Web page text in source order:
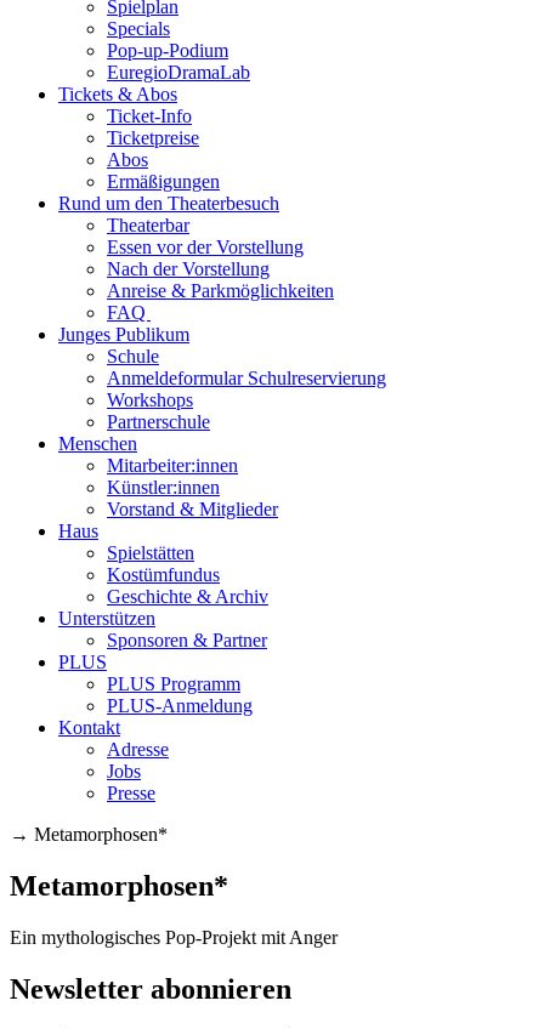
Spielplan
Specials
Pop-up-Podium
EuregioDramaLab
Tickets & Abos
Ticket-Info
Ticketpreise
Abos
Ermäßigungen
Rund um den Theaterbesuch
Theaterbar
Essen vor der Vorstellung
Nach der Vorstellung
Anreise & Parkmöglichkeiten
FAQ
Junges Publikum
Schule
Anmeldeformular Schulreservierung
Workshops
Partnerschule
Menschen
Mitarbeiter:innen
Künstler:innen
Vorstand & Mitglieder
Haus
Spielstätten
Kostümfundus
Geschichte & Archiv
Unterstützen
Sponsoren & Partner
PLUS
PLUS Programm
PLUS-Anmeldung
Kontakt
Adresse
Jobs
Presse
→ Metamorphosen*
Metamorphosen*
Ein mythologisches Pop-Projekt mit Anger
Newsletter abonnieren